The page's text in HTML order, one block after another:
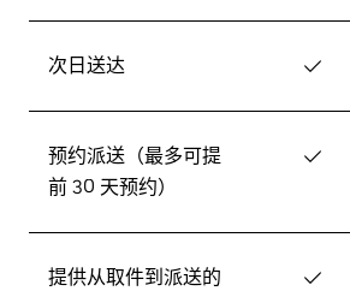
次日送达 ✓
预约派送（最多可提
前 30 天预约）
✓
提供从取件到派送的
✓